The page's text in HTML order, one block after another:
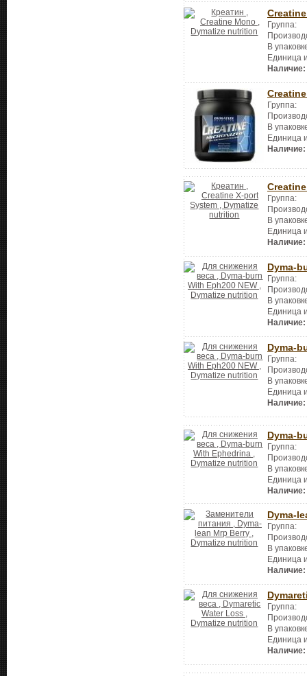
Группа:
В
Единица
Наличие:
Группа:
В
Единица
Наличие:
Группа:
В
Единица
Наличие:
Dyma-
Группа:
В
Единица
Наличие:
Dyma-
Группа:
В
Единица
Наличие:
Dyma-
Группа:
В
Единица
Наличие:
Dyma-
Группа:
В
Единица
Наличие:
Группа:
В
Единица
Наличие: